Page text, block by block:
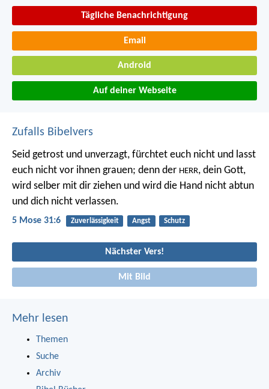
Tägliche Benachrichtigung
Email
Android
Auf deiner Webseite
Zufalls Bibelvers
Seid getrost und unverzagt, fürchtet euch nicht und lasst
euch nicht vor ihnen grauen; denn der HERR, dein Gott,
wird selber mit dir ziehen und wird die Hand nicht abtun
und dich nicht verlassen.
5 Mose 31:6 Zuverlässigkeit Angst Schutz
Nächster Vers!
Mit Bild
Mehr lesen
Themen
Suche
Archiv